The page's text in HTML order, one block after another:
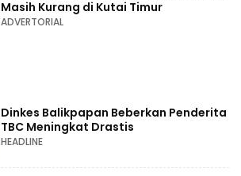
Masih Kurang di Kutai Timur
ADVERTORIAL
Dinkes Balikpapan Beberkan Penderita
TBC Meningkat Drastis
HEADLINE